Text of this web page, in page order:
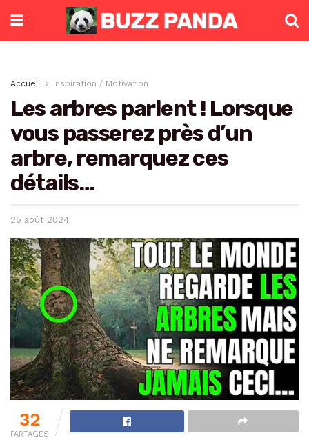
Accueil Inspiration / Motivation
Les arbres parlent ! Lorsque
vous passerez près d’un
arbre, remarquez ces
détails…
25 août 2024
32
PARTAGES